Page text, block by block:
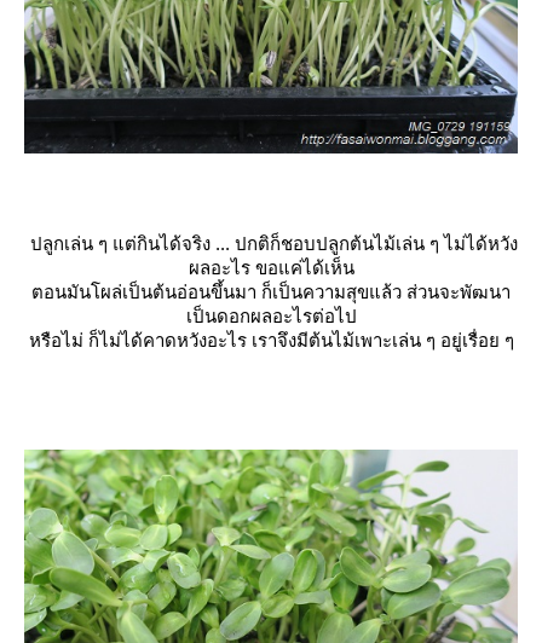
ปลูกเล่น ๆ แต่กินได้จริง ... ปกติก็ชอบปลูกต้นไม้เล่น ๆ ไม่ได้หวัง
ผลอะไร ขอแค่ได้เห็น
ตอนมันโผล่เป็นต้นอ่อนขึ้นมา ก็เป็นความสุขแล้ว ส่วนจะพัฒนา
เป็นดอกผลอะไรต่อไป
หรือไม่ ก็ไม่ได้คาดหวังอะไร เราจึงมีต้นไม้เพาะเล่น ๆ อยู่เรื่อย ๆ